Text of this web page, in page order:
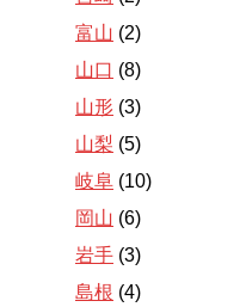
富山 (2)
山口 (8)
山形 (3)
山梨 (5)
岐阜 (10)
岡山 (6)
岩手 (3)
島根 (4)